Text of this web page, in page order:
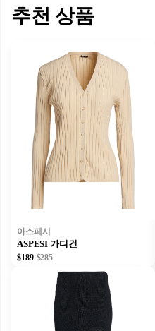
추천 상품
아스페시
ASPESI 가디건
$189 $285